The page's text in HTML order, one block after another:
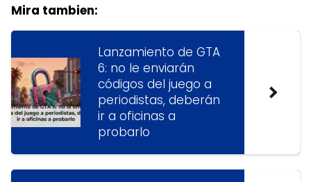
Mira tambien:
Lanzamiento de GTA
6: no le enviarán
códigos del juego a
periodistas, deberán
ir a oficinas a
probarlo